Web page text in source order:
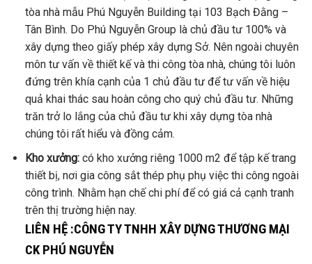
tòa nhà mẫu Phú Nguyễn Building tại 103 Bạch Đằng –
Tân Bình. Do Phú Nguyễn Group là chủ đầu tư 100% và
xây dựng theo giấy phép xây dựng Sở. Nên ngoài chuyên
môn tư vấn về thiết kế và thi công tòa nhà, chúng tôi luôn
đứng trên khía cạnh của 1 chủ đầu tư để tư vấn về hiệu
quả khai thác sau hoàn công cho quý chủ đầu tư. Những
trăn trở lo lắng của chủ đầu tư khi xây dựng tòa nhà
chúng tôi rất hiểu và đồng cảm.
Kho xưởng: có kho xưởng riêng 1000 m2 để tập kế trang
thiết bị, nơi gia công sắt thép phụ phụ việc thi công ngoài
công trình. Nhằm hạn chế chi phí để có giá cả cạnh tranh
trên thị trường hiện nay.
LIÊN HỆ :CÔNG TY TNHH XÂY DỰNG THƯƠNG MẠI
CK PHÚ NGUYỄN